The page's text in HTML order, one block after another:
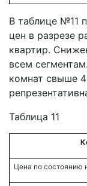
В таблице №11
цен в разрезе
квартир.
всем
комнат свыше
Таблица 11
Цена по состоянию